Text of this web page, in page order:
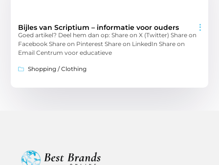
Bijles van Scriptium – informatie voor ouders
Goed artikel? Deel hem dan op: Share on X (Twitter) Share on
Facebook Share on Pinterest Share on LinkedIn Share on
Email Centrum voor educatieve
Shopping / Clothing